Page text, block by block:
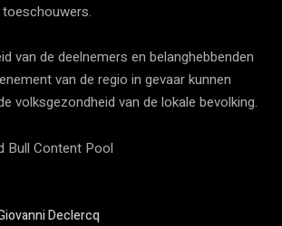
van de deelnemers en belanghebbenden
van de regio in gevaar kunnen
volksgezondheid van de lokale bevolking.
Bull Content Pool
Declercq